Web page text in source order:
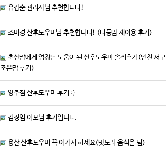
유갑순 관리사님 추천합니다!
조미경 산후도우미님 추천합니다! (다둥맘 재이용 후기)
초산맘에게 엄청난 도움이 된 산후도우미 솔직후기(인천 서구
조은맘 후기)
양주점 산후도우미 후기 :)
김정임 이모님 후기입니다.
용산 산후도우미 꼭 여기서 하세요(맛도리 음식은 덤)